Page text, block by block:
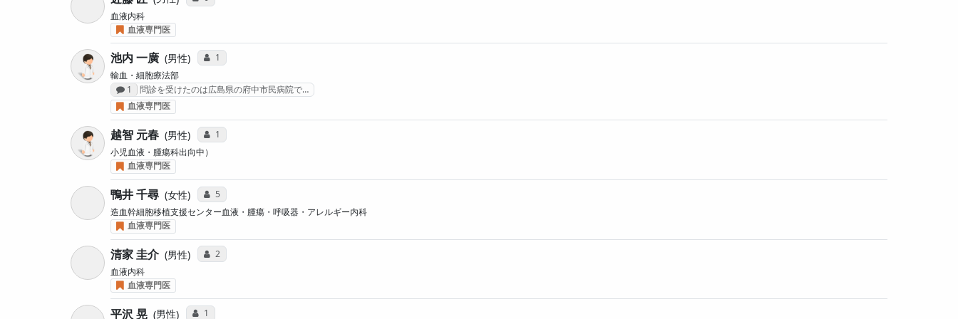
血液内科
血液専門医
池内 一廣 男性 コミュニケーション・タイプ投票数
1
輸血・細胞療法部
感想投稿数
1
問診を受けたのは広島県の府中市民病院で…
血液専門医
越智 元春 男性 コミュニケーション・タイプ投票数
1
小児血液・腫瘍科出向中）
血液専門医
鴨井 千尋 女性 コミュニケーション・タイプ投票数
5
造血幹細胞移植支援センター血液・腫瘍・呼吸器・アレルギー内科
血液専門医
清家 圭介 男性 コミュニケーション・タイプ投票数
2
血液内科
血液専門医
平沢 晃 男性 コミュニケーション・タイプ投票数
1